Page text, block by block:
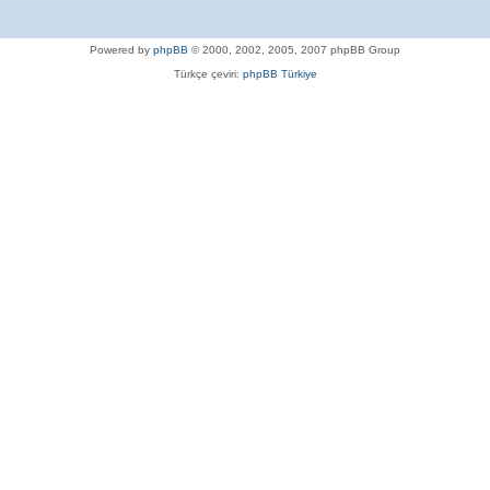
Powered by phpBB © 2000, 2002, 2005, 2007 phpBB Group
Türkçe çeviri: phpBB Türkiye